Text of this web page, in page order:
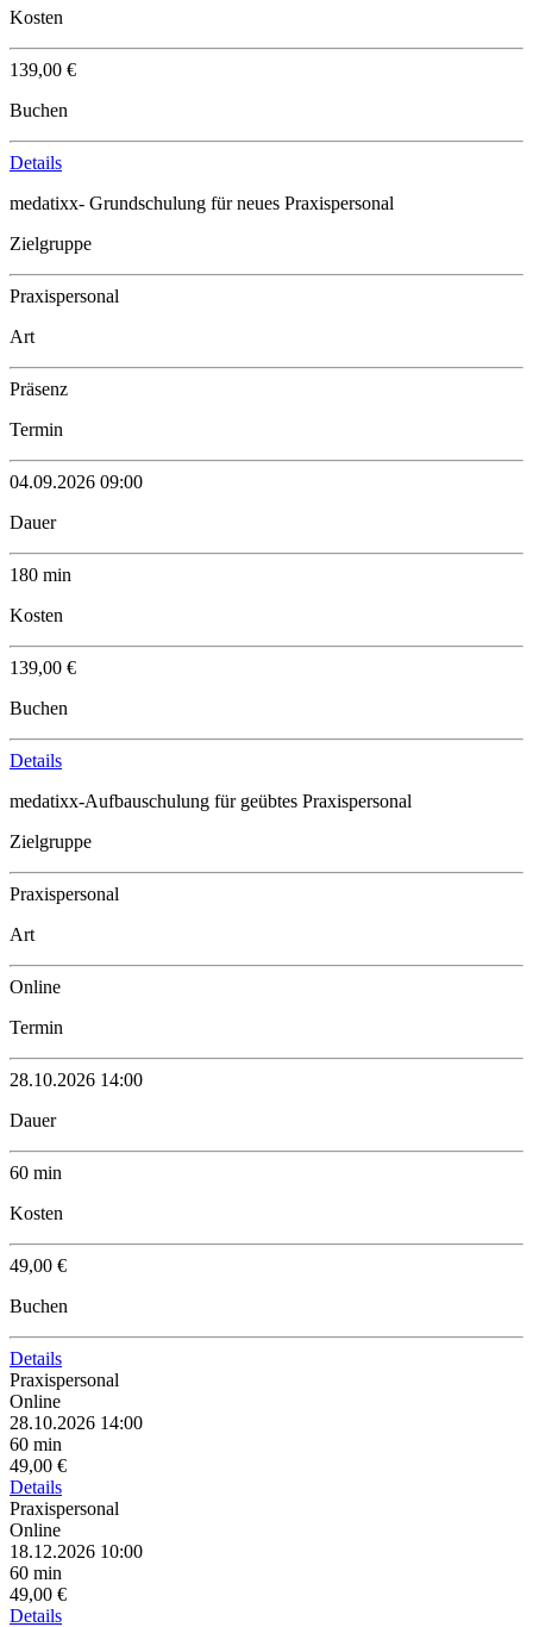
Kosten
139,00 €
Buchen
Details
medatixx- Grundschulung für neues Praxispersonal
Zielgruppe
Praxispersonal
Art
Präsenz
Termin
04.09.2026 09:00
Dauer
180 min
Kosten
139,00 €
Buchen
Details
medatixx-Aufbauschulung für geübtes Praxispersonal
Zielgruppe
Praxispersonal
Art
Online
Termin
28.10.2026 14:00
Dauer
60 min
Kosten
49,00 €
Buchen
Details
Praxispersonal
Online
28.10.2026 14:00
60 min
49,00 €
Details
Praxispersonal
Online
18.12.2026 10:00
60 min
49,00 €
Details